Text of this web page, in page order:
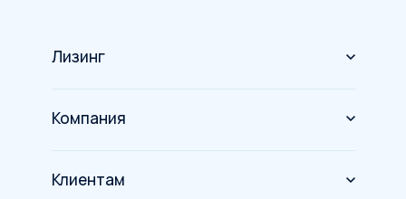
Лизинг
Оборудование
Спецтехника
Автомобили
Компания
О компании
Новости
Клиентам